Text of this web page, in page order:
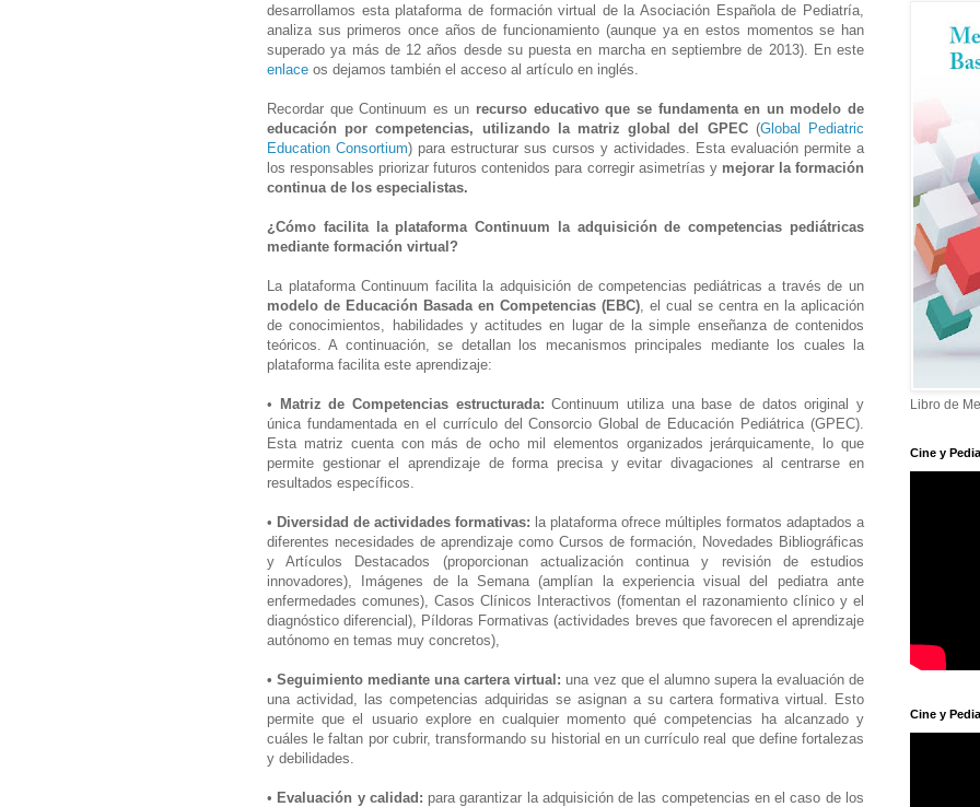
desarrollamos esta plataforma de formación virtual de la Asociación Española de Pediatría,
analiza sus primeros once años de funcionamiento (aunque ya en estos momentos se han
superado ya más de 12 años desde su puesta en marcha en septiembre de 2013). En este
enlace os dejamos también el acceso al artículo en inglés.
Recordar que Continuum es un recurso educativo que se fundamenta en un modelo de
educación por competencias, utilizando la matriz global del GPEC(Global Pediatric
Education Consortium) para estructurar sus cursos y actividades. Esta evaluación permite a
los responsables priorizar futuros contenidos para corregir asimetrías y mejorar la formación
continua de los especialistas.
¿Cómo facilita la plataforma Continuum la adquisición de competencias pediátricas
mediante formación virtual?
La plataforma Continuum facilita la adquisición de competencias pediátricas a través de un
modelo de Educación Basada en Competencias (EBC) , el cual se centra en la aplicación
de conocimientos, habilidades y actitudes en lugar de la simple enseñanza de contenidos
teóricos. A continuación, se detallan los mecanismos principales mediante los cuales la
plataforma facilita este aprendizaje:
• Matriz de Competencias estructurada:Continuum utiliza una base de datos original y
única fundamentada en el currículo del Consorcio Global de Educación Pediátrica (GPEC).
Esta matriz cuenta con más de ocho mil elementos organizados jerárquicamente, lo que
permite gestionar el aprendizaje de forma precisa y evitar divagaciones al centrarse en
resultados específicos.
• Diversidad de actividades formativas: la plataforma ofrece múltiples formatos adaptados a
diferentes necesidades de aprendizaje como Cursos de formación, Novedades Bibliográficas
y Artículos Destacados (proporcionan actualización continua y revisión de estudios
innovadores), Imágenes de la Semana (amplían la experiencia visual del pediatra ante
enfermedades comunes), Casos Clínicos Interactivos (fomentan el razonamiento clínico y el
diagnóstico diferencial), Píldoras Formativas (actividades breves que favorecen el aprendizaje
autónomo en temas muy concretos),
• Seguimiento mediante una cartera virtual: una vez que el alumno supera la evaluación de
una actividad, las competencias adquiridas se asignan a su cartera formativa virtual. Esto
permite que el usuario explore en cualquier momento qué competencias ha alcanzado y
cuáles le faltan por cubrir, transformando su historial en un currículo real que define fortalezas
y debilidades.
• Evaluación y calidad: para garantizar la adquisición de las competencias en el caso de los
Libro de
Cine y
Cine y